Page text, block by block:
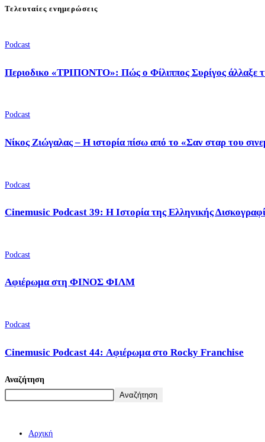
Τελευταίες ενημερώσεις
Podcast
Περιοδικο «ΤΡΙΠΟΝΤΟ»: Πώς ο Φίλιππος Συρίγος άλλαξε
Podcast
Νίκος Ζιώγαλας – Η ιστορία πίσω από το «Σαν σταρ του
Podcast
Cinemusic Podcast 39: Η Ιστορία της Ελληνικής
Podcast
Αφιέρωμα στη ΦΙΝΟΣ ΦΙΛΜ
Podcast
Cinemusic Podcast 44: Αφιέρωμα στο Rocky Franchise
Αναζήτηση
Αναζήτηση
Αρχική